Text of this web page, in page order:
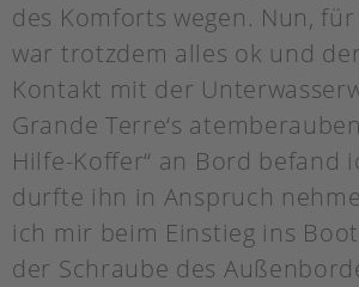
des Komforts wegen. Nun,
war trotzdem alles ok und
Kontakt mit der
Grande Terre‘s
Hilfe-Koffer“ an Bord befand
durfte ihn in Anspruch
ich mir beim Einstieg ins
der Schraube des